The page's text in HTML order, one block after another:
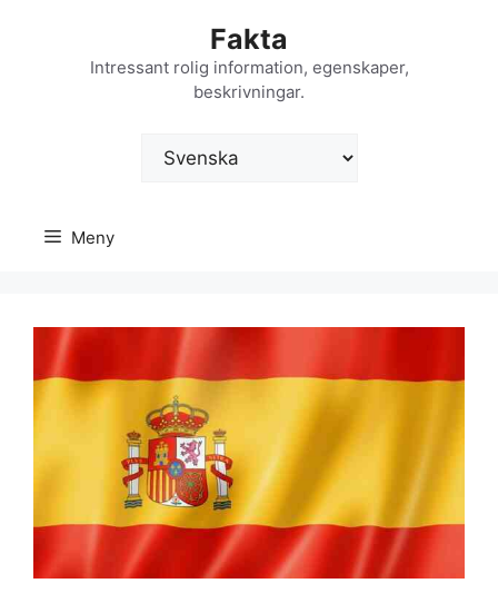
Fakta
Intressant rolig information, egenskaper,
beskrivningar.
Välj
Meny